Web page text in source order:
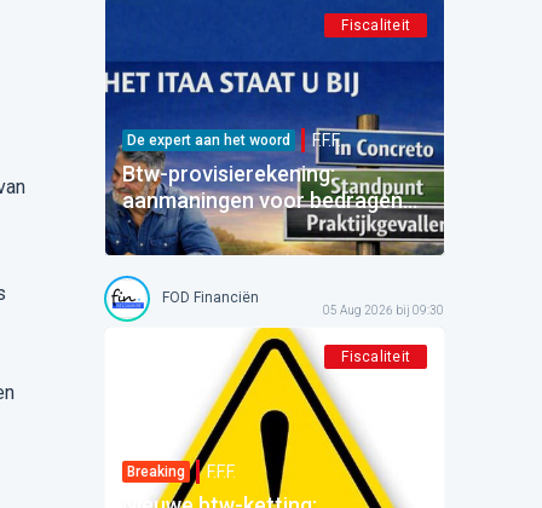
Fiscaliteit
De expert aan het woord F.F.F.
Btw-provisierekening:
aanmaningen voor bedragen
die al betaald zijn
FOD Financiën
05 Aug 2026 bij 09:30
Fiscaliteit
Breaking F.F.F.